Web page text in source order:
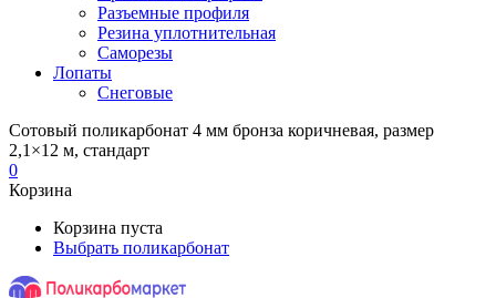
Разъемные профиля
Резина уплотнительная
Саморезы
Лопаты
Снеговые
Сотовый поликарбонат 4 мм бронза коричневая, размер
2,1×12 м, стандарт
0
Корзина
Корзина пуста
Выбрать поликарбонат